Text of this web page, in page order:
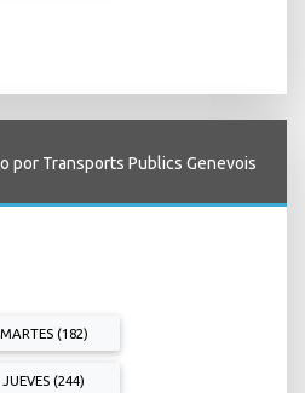
por Transports Publics Genevois
MARTES (182)
JUEVES (244)